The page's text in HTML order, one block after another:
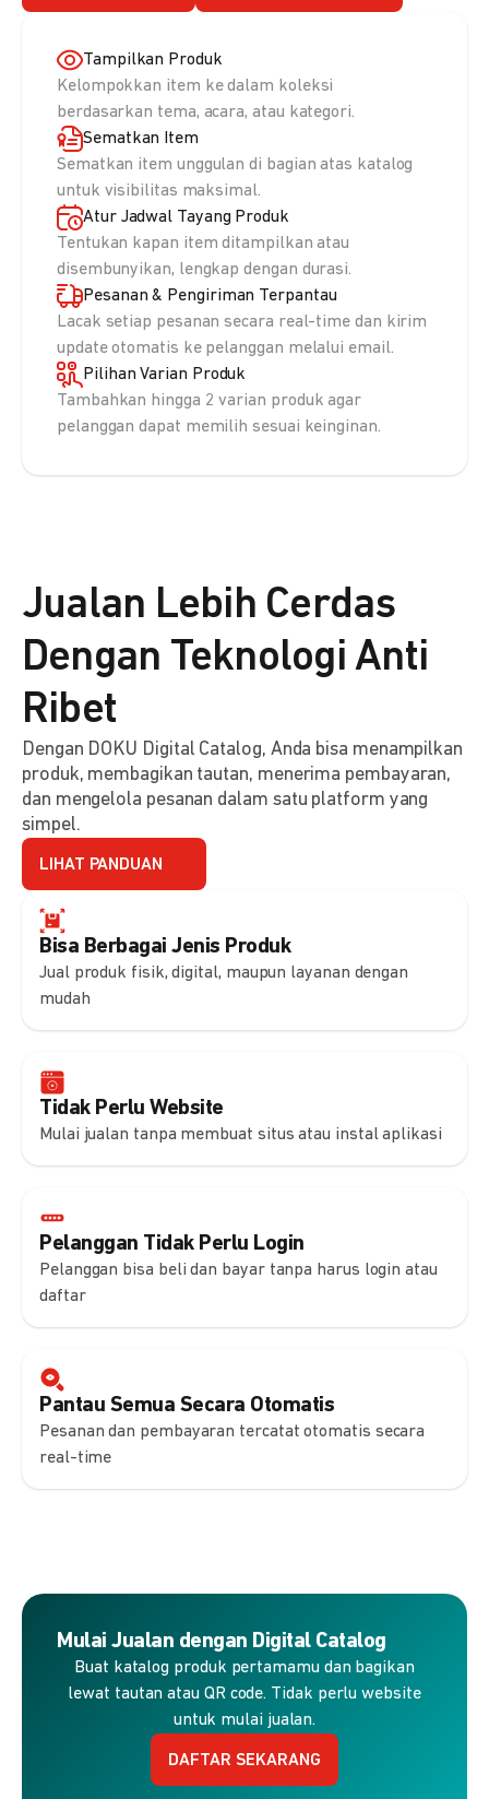
Tampilkan Produk
Kelompokkan item ke dalam koleksi
berdasarkan tema, acara, atau kategori.
Sematkan Item
Sematkan item unggulan di bagian atas katalog
untuk visibilitas maksimal.
Atur Jadwal Tayang Produk
Tentukan kapan item ditampilkan atau
disembunyikan, lengkap dengan durasi.
Pesanan & Pengiriman Terpantau
Lacak setiap pesanan secara real-time dan kirim
update otomatis ke pelanggan melalui email.
Pilihan Varian Produk
Tambahkan hingga 2 varian produk agar
pelanggan dapat memilih sesuai keinginan.
Bisa Berbagai Jenis Produk
Jual produk fisik, digital, maupun layanan dengan
mudah
Tidak Perlu Website
Mulai jualan tanpa membuat situs atau instal aplikasi
Pelanggan Tidak Perlu Login
Pelanggan bisa beli dan bayar tanpa harus login atau
daftar
Pantau Semua Secara Otomatis
Pesanan dan pembayaran tercatat otomatis secara
real-time
Jualan Lebih Cerdas
Dengan Teknologi Anti
Ribet
Dengan DOKU Digital Catalog, Anda bisa menampilkan
produk, membagikan tautan, menerima pembayaran,
dan mengelola pesanan dalam satu platform yang
simpel.
LIHAT PANDUAN
Mulai Jualan dengan Digital Catalog
Buat katalog produk pertamamu dan bagikan
lewat tautan atau QR code. Tidak perlu website
untuk mulai jualan.
DAFTAR SEKARANG